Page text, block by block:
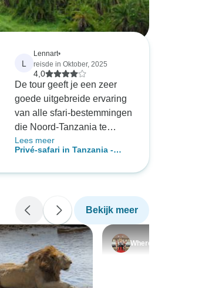
L
Lennart•
reisde in Oktober, 2025
4,0
De tour geeft je een zeer
goede uitgebreide ervaring
van alle sfari-bestemmingen
die Noord-Tanzania te
bieden heeft. Ik heb veel
geweldige ervaringen
doen dat ook zullen doen.
Het was zo spannend dat
het voelt alsof het al drie
weken geleden is en ik zou
nog steeds willen dat vooral
de tijd in Serengeti langer
was geweest.
Lees meer
Privé-safari in Tanzania -
reizen - Travelife-
Bekijk meer
Where